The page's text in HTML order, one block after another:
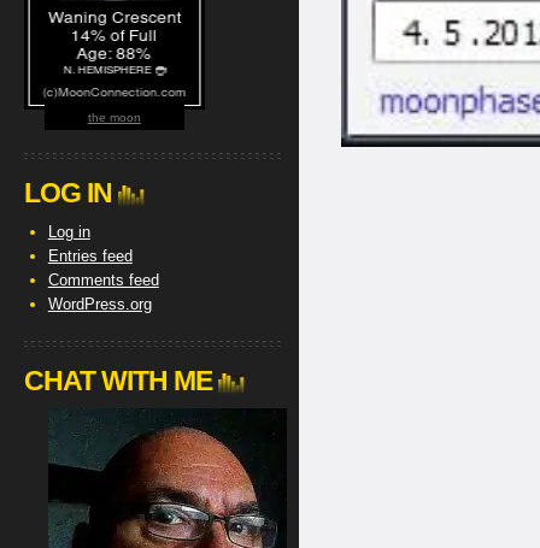
the moon
LOG IN
Log in
Entries feed
Comments feed
WordPress.org
CHAT WITH ME